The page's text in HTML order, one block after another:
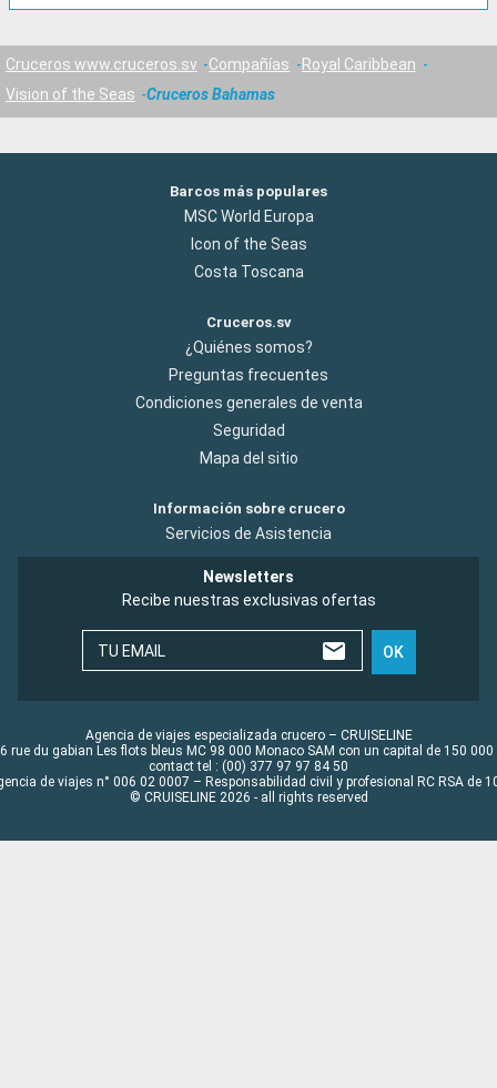
Cruceros www.cruceros.sv Compañías
Royal Caribbean
Vision of the Seas
Cruceros Bahamas
Barcos más populares
MSC World Europa
Icon of the Seas
Costa Toscana
Cruceros.sv
¿Quiénes somos?
Preguntas frecuentes
Condiciones generales de venta
Seguridad
Mapa del sitio
Información sobre crucero
Servicios de Asistencia
Newsletters
Recibe nuestras exclusivas ofertas
TU EMAIL OK
Agencia de viajes especializada crucero – CRUISELINE
rue du gabian Les flots bleus MC 98 000 Monaco SAM con un capital de 150 000
contact tel : (00) 377 97 97 84 50
de viajes n° 006 02 0007 – Responsabilidad civil y profesional RC RSA de
© CRUISELINE 2026 - all rights reserved